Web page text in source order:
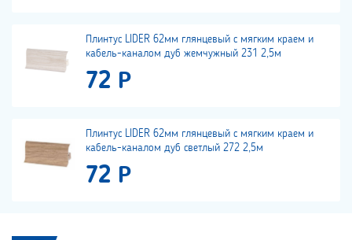
Плинтус LIDER 62мм глянцевый с мягким краем и
кабель-каналом дуб жемчужный 231 2,5м
72 Р
Плинтус LIDER 62мм глянцевый с мягким краем и
кабель-каналом дуб светлый 272 2,5м
72 Р